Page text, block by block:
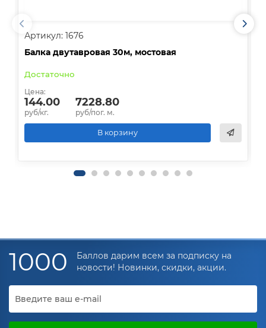
Артикул: 1676
Балка двутавровая 30м, мостовая
Достаточно
Цена:
144.00
руб/кг.
7228.80
руб/пог. м.
В корзину
1000
Баллов дарим всем за подписку на
новости! Новинки, скидки, акции.